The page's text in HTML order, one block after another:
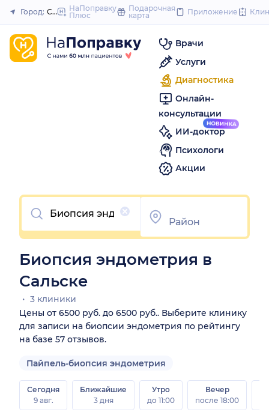
to
Закрыть
Город: СальскНаПоправку
Плюс
Подарочная
карта
Приложение
Врачи
Услуги
Диагностика
Онлайн-
консультации
ИИ-доктор
Психологи
Акции
Очистить
Биопсия эндометрия в
Сальске
3 клиники
Цены от 6500 руб. до 6500 руб.. Выберите клинику
для записи на биопсии эндометрия по рейтингу
на базе 57 отзывов.
Пайпель-биопсия эндометрия
Сегодня
9 авг.
Ближайшие
3 дня
Утро
до 11:00
Вечер
после 18:00